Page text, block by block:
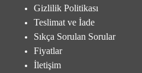
Gizlilik Politikası
Teslimat ve İade
Sıkça Sorulan Sorular
Fiyatlar
İletişim